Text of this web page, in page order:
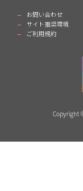
お問い合わせ
サイト推奨環境
ご利用規約
Copyright